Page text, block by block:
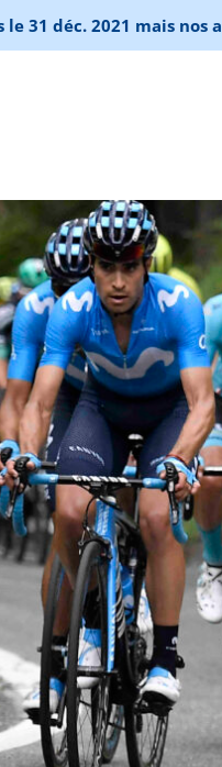
31 déc. 2021 mais nos